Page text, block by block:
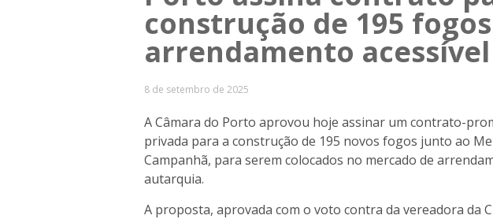
construção de 195
arrendamento acessível
8 de setembro de 2025
A Câmara do Porto aprovou hoje assinar um contrato-
privada para a construção de 195 novos fogos junto ao
Campanhã, para serem colocados no mercado de
autarquia.
A proposta, aprovada com o voto contra da vereadora da